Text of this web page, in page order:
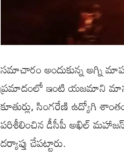
సమాచారం అందుకున్న అగ్ని
ప్రమాదంలో ఇంటి యజమాని మాసు
కూతుర్లు, సింగరేణి ఉద్యోగి
పరిశీలించిన డీసీపీ అఖిల్
దర్యాప్తు చేపట్టారు.